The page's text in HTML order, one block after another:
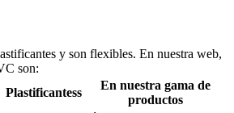
y son flexibles. En nuestra web,
son:
Plastificantess
En nuestra gama de
productos